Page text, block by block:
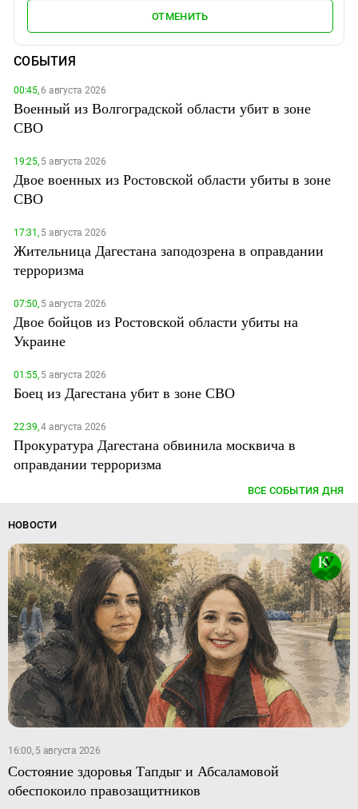
ОТМЕНИТЬ
СОБЫТИЯ
00:45,6 августа 2026
Военный из Волгоградской области убит в зоне
СВО
19:25,5 августа 2026
Двое военных из Ростовской области убиты в зоне
СВО
17:31,5 августа 2026
Жительница Дагестана заподозрена в оправдании
терроризма
07:50,5 августа 2026
Двое бойцов из Ростовской области убиты на
Украине
01:55,5 августа 2026
Боец из Дагестана убит в зоне СВО
22:39,4 августа 2026
Прокуратура Дагестана обвинила москвича в
оправдании терроризма
ВСЕ СОБЫТИЯ ДНЯ
НОВОСТИ
16:00, 5 августа 2026
Состояние здоровья Тапдыг и Абсаламовой
обеспокоило правозащитников